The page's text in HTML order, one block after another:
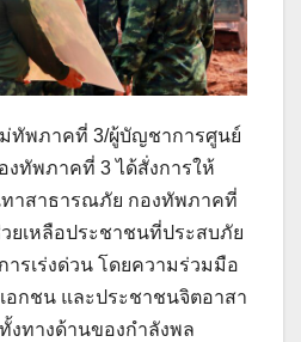
ทัพภาคที่ 3/ผู้บัญชาการศูนย์
งทัพภาคที่ 3 ได้สั่งการให้
าสาธารณภัย กองทัพภาคที่
ยเหลือประชาชนที่ประสบภัย
รเร่งด่วน โดยความร่วมมือ
อกชน และประชาชนจิตอาสา
งทางด้านของกำลังพล